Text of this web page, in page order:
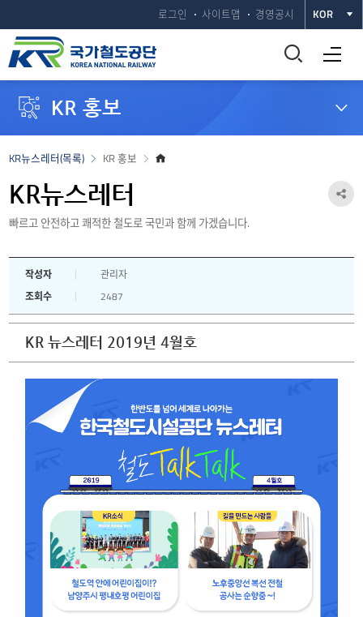
로그인 사이트맵 경영공시 KOR
통
합
기
전체메뉴 열기
KR 홍보
KR 홍보
KR뉴스레터(목록)
KR뉴스레터
빠르고 안전하고 쾌적한 철도로 국민과 함께 가겠습니다.
공
작성자
관리자
조회수
2487
KR 뉴스레터 2019년 4월호